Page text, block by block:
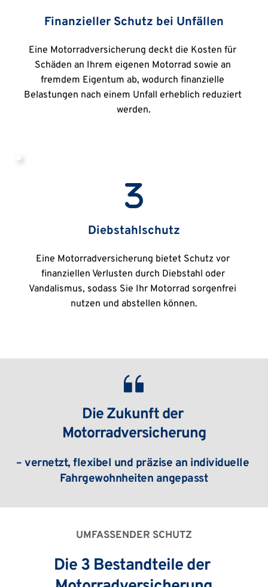
Finanzieller Schutz bei Unfällen
Eine Motorradversicherung deckt die Kosten für
Schäden an Ihrem eigenen Motorrad sowie an
fremdem Eigentum ab, wodurch finanzielle
Belastungen nach einem Unfall erheblich reduziert
werden.
Diebstahlschutz
Eine Motorradversicherung bietet Schutz vor
finanziellen Verlusten durch Diebstahl oder
Vandalismus, sodass Sie Ihr Motorrad sorgenfrei
nutzen und abstellen können.
Die Zukunft der
Motorradversicherung
– vernetzt, flexibel und präzise an individuelle
Fahrgewohnheiten angepasst
UMFASSENDER SCHUTZ
Die 3 Bestandteile der